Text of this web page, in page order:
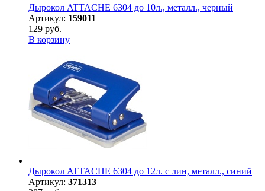
Дырокол ATTACHE 6304 до 10л., металл., черный
Артикул: 159011
129 руб.
В корзину
Дырокол ATTACHE 6304 до 12л. с лин, металл., синий
Артикул: 371313